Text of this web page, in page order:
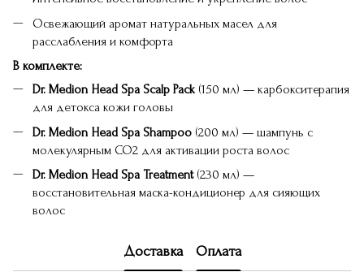
Освежающий аромат натуральных масел для
расслабления и комфорта
В комплекте:
Dr. Medion Head Spa Scalp Pack(150 мл) — карбокситерапия
для детокса кожи головы
Dr. Medion Head Spa Shampoo (200 мл) — шампунь с
молекулярным СО2 для активации роста волос
Dr. Medion Head Spa Treatment(230 мл) —
восстановительная маска-кондиционер для сияющих
волос
Доставка Оплата